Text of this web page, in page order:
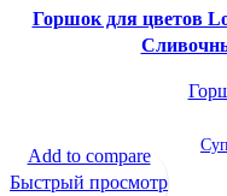
Горшок для цветов
Add to compare
Быстрый просмотр